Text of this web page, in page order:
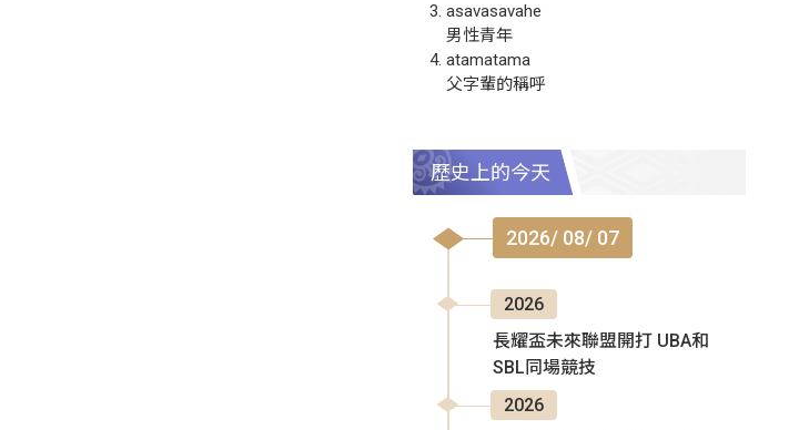
asavasavahe
男性青年
atamatama
父字輩的稱呼
歷史上的今天
2026/ 08/ 07
2026
長耀盃未來聯盟開打 UBA和
SBL同場競技
2026